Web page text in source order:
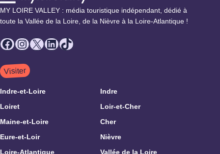
MY LOIRE VALLEY : média touristique indépendant, dédié à
toute la Vallée de la Loire, de la Nièvre à la Loire-Atlantique !
Facebook
Instagram
X LinkedIn
TikTok
Visiter
Indre-et-Loire
Indre
Loiret
Loir-et-Cher
Maine-et-Loire
Cher
Eure-et-Loir
Nièvre
Loire-Atlantique
Vallée de la Loire